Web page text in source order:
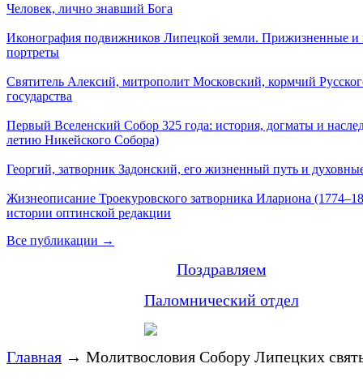
Человек, лично знавший Бога
Иконография подвижников Липецкой земли. Прижизненные и
портреты
Святитель Алексий, митрополит Московский, кормчий
государства
Первый Вселенский Собор 325 года: история, догматы и
летию Никейского Собора)
Георгий, затворник Задонский, его жизненный путь и
Жизнеописание Троекуровского затворника Илариона
истории оптинской редакции
Все публикации →
Поздравляем
Паломнический отдел
Главная → Молитвословия Собору Липецких